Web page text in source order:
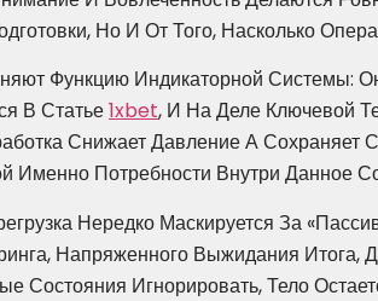
Но И От Того, Насколько
Функцию Индикаторной Системы:
В Статье1xbet, И На Деле Ключевой
Снижает Давление А Сохраняет
Именно Потребности Внутри Данное
Нередко Маскируется За
Напряженного Выжидания
Состояния Игнорировать, Тело